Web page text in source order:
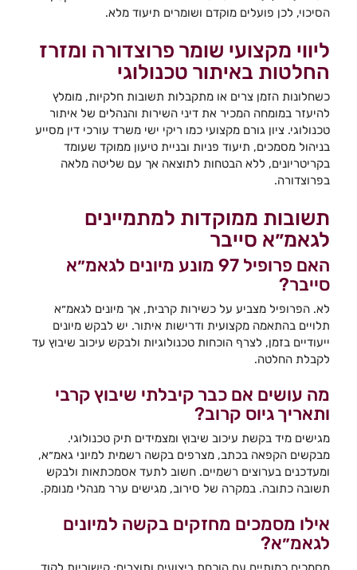
הסיכוי, לכן פועלים מוקדם ושומרים תיעוד מלא.
ליווי מקצועי שומר פרוצדורה ומזרז
החלטות באיתור טכנולוגי
כשחלונות הזמן צרים או מתקבלות תשובות חלקיות, מומלץ
להיעזר במומחה המכיר את דיני השירות והנהלים של איתור
טכנולוגי. ציון גורם מקצועי כמו ריקי ישי משרד עורכי דין מסייע
בניהול מסמכים, תיעוד פניות ובניית טיעון ממוקד שעומד
בקריטריונים, ללא הבטחות לתוצאה אך עם שליטה מלאה
בפרוצדורה.
תשובות ממוקדות למתמיינים
לגאמ״א סייבר
האם פרופיל 97 מונע מיונים לגאמ״א
סייבר?
לא. הפרופיל מצביע על כשירות קרבית, אך מיונים לגאמ״א
תלויים בהתאמה מקצועית ודרישות איתור. יש לבקש מיונים
ייעודיים בזמן, לצרף הוכחות טכנולוגיות ולבקש עיכוב שיבוץ עד
לקבלת החלטה.
מה עושים אם כבר קיבלתי שיבוץ קרבי
ותאריך גיוס קרוב?
מגישים מיד בקשת עיכוב שיבוץ ומצמידים תיק טכנולוגי.
מבקשים הקפאה בכתב, מצרפים בקשה רשמית למיוני גאמ״א,
ומעדכנים בערוצים רשמיים. חשוב לתעד אסמכתאות ולבקש
תשובה כתובה. במקרה של סירוב, מגישים ערר מנהלי מנומק.
אילו מסמכים מחזקים בקשה למיונים
לגאמ״א?